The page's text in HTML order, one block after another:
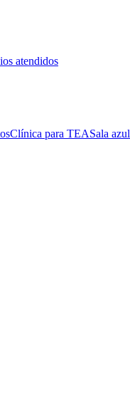
atendidos
Clínica para TEASala azul